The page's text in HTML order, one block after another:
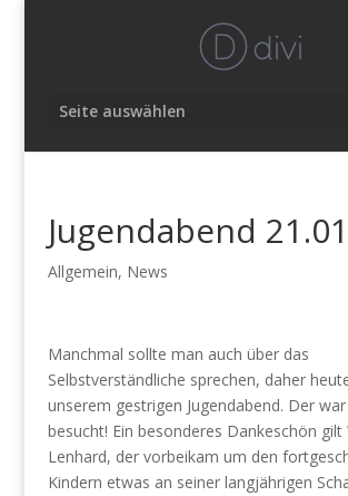
Seite auswählen
Jugendabend
Allgemein, News
Manchmal sollte man auch über das
Selbstverständliche sprechen, daher
unserem gestrigen Jugendabend. Der
besucht! Ein besonderes Dankeschön gilt
Lenhard, der vorbeikam um den
Kindern etwas an seiner langjährigen